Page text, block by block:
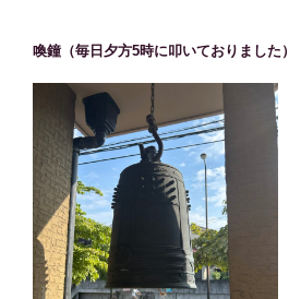
喚鐘（毎日夕方5時に叩いておりました）